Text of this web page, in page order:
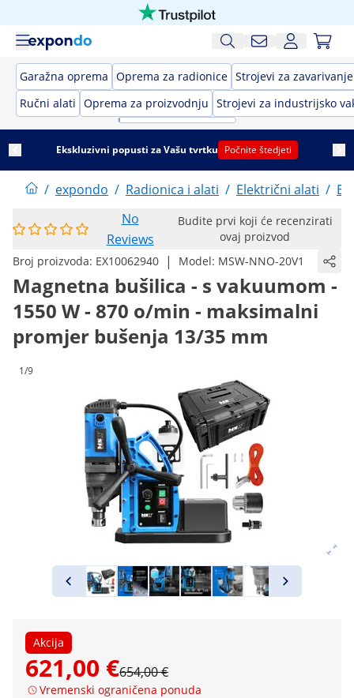
Garažna oprema Oprema za radionice Strojevi za zavarivanje
Ručni alati Oprema za proizvodnju Strojevi za industrijsko
Ekskluzivni popusti za Vašu tvrtku Počnite štedjeti
/ expondo / Radionica i alati / Električni alati /
No
Reviews
Budite prvi koji će recenzirati
ovaj proizvod
Broj proizvoda: EX10062940 | Model: MSW-NNO-20V1
Magnetna bušilica - s vakuumom -
1550 W - 870 o/min - maksimalni
promjer bušenja 13/35 mm
1/9
Akcija
621,00 €654,00 €
Vremenski ograničena ponuda